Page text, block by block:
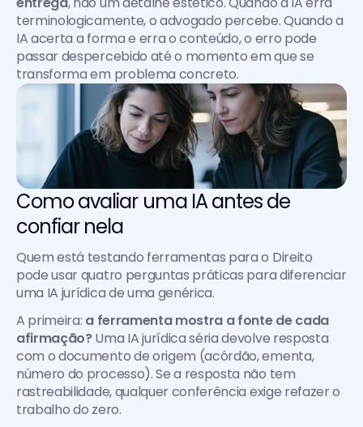
terminologicamente, o advogado percebe. Quando a
IA acerta a forma e erra o conteúdo, o erro pode
passar despercebido até o momento em que se
transforma em problema concreto.
Como avaliar uma IA antes de
confiar nela
Quem está testando ferramentas para o Direito
pode usar quatro perguntas práticas para diferenciar
uma IA jurídica de uma genérica.
A primeira: a ferramenta mostra a fonte de cada
afirmação? Uma IA jurídica séria devolve resposta
com o documento de origem (acórdão, ementa,
número do processo). Se a resposta não tem
rastreabilidade, qualquer conferência exige refazer o
trabalho do zero.